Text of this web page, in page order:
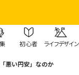
初心者 ライフデザイン
悪い円安」なのか